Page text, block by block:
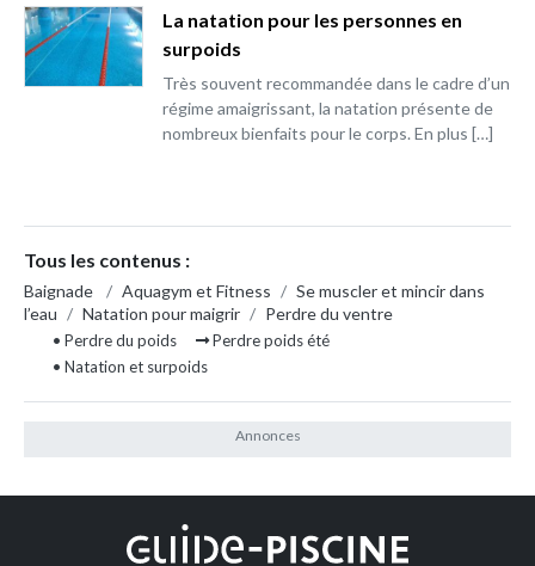
La natation pour les personnes en
surpoids
Très souvent recommandée dans le cadre d’un
régime amaigrissant, la natation présente de
nombreux bienfaits pour le corps. En plus […]
Tous les contenus :
Baignade / Aquagym et Fitness / Se muscler et mincir dans
l’eau / Natation pour maigrir / Perdre du ventre
• Perdre du poids
Perdre poids été
• Natation et surpoids